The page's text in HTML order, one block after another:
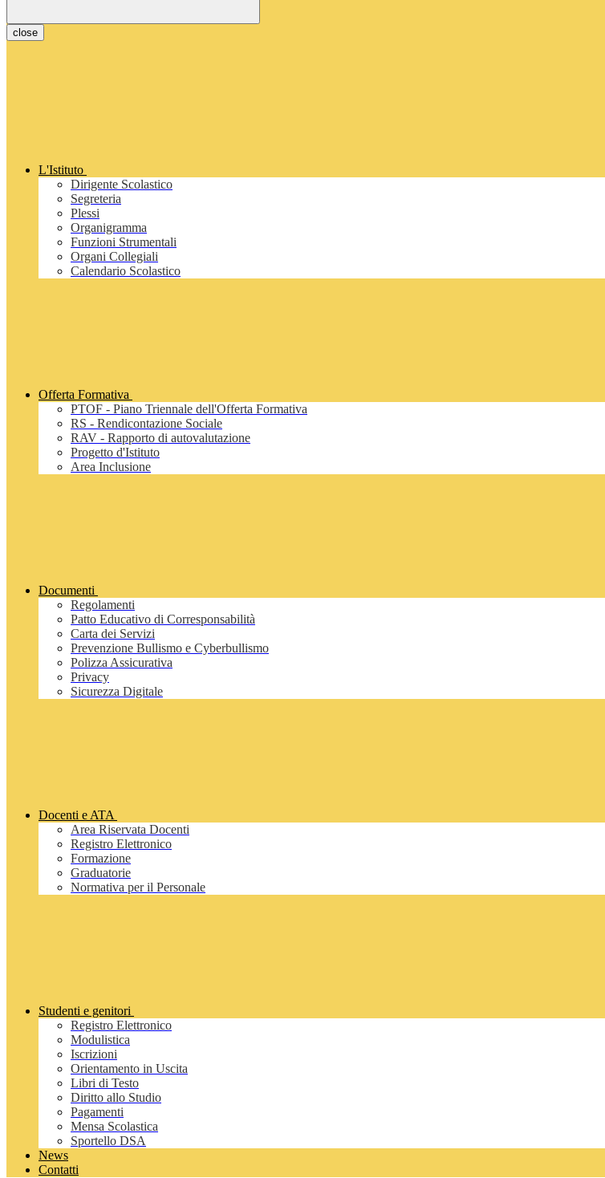
close
L'Istituto
Dirigente Scolastico
Segreteria
Plessi
Organigramma
Funzioni Strumentali
Organi Collegiali
Calendario Scolastico
Offerta Formativa
PTOF - Piano Triennale dell'Offerta Formativa
RS - Rendicontazione Sociale
RAV - Rapporto di autovalutazione
Progetto d'Istituto
Area Inclusione
Documenti
Regolamenti
Patto Educativo di Corresponsabilità
Carta dei Servizi
Prevenzione Bullismo e Cyberbullismo
Polizza Assicurativa
Privacy
Sicurezza Digitale
Docenti e ATA
Area Riservata Docenti
Registro Elettronico
Formazione
Graduatorie
Normativa per il Personale
Studenti e genitori
Registro Elettronico
Modulistica
Iscrizioni
Orientamento in Uscita
Libri di Testo
Diritto allo Studio
Pagamenti
Mensa Scolastica
Sportello DSA
News
Contatti